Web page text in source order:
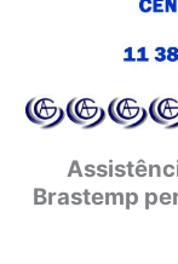
Brastemp